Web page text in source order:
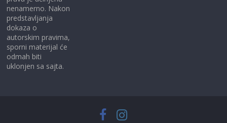
nenamerno. Nakon
predstavljanja
dokaza o
autorskim pravima,
sporni materijal će
odmah biti
uklonjen sa sajta.